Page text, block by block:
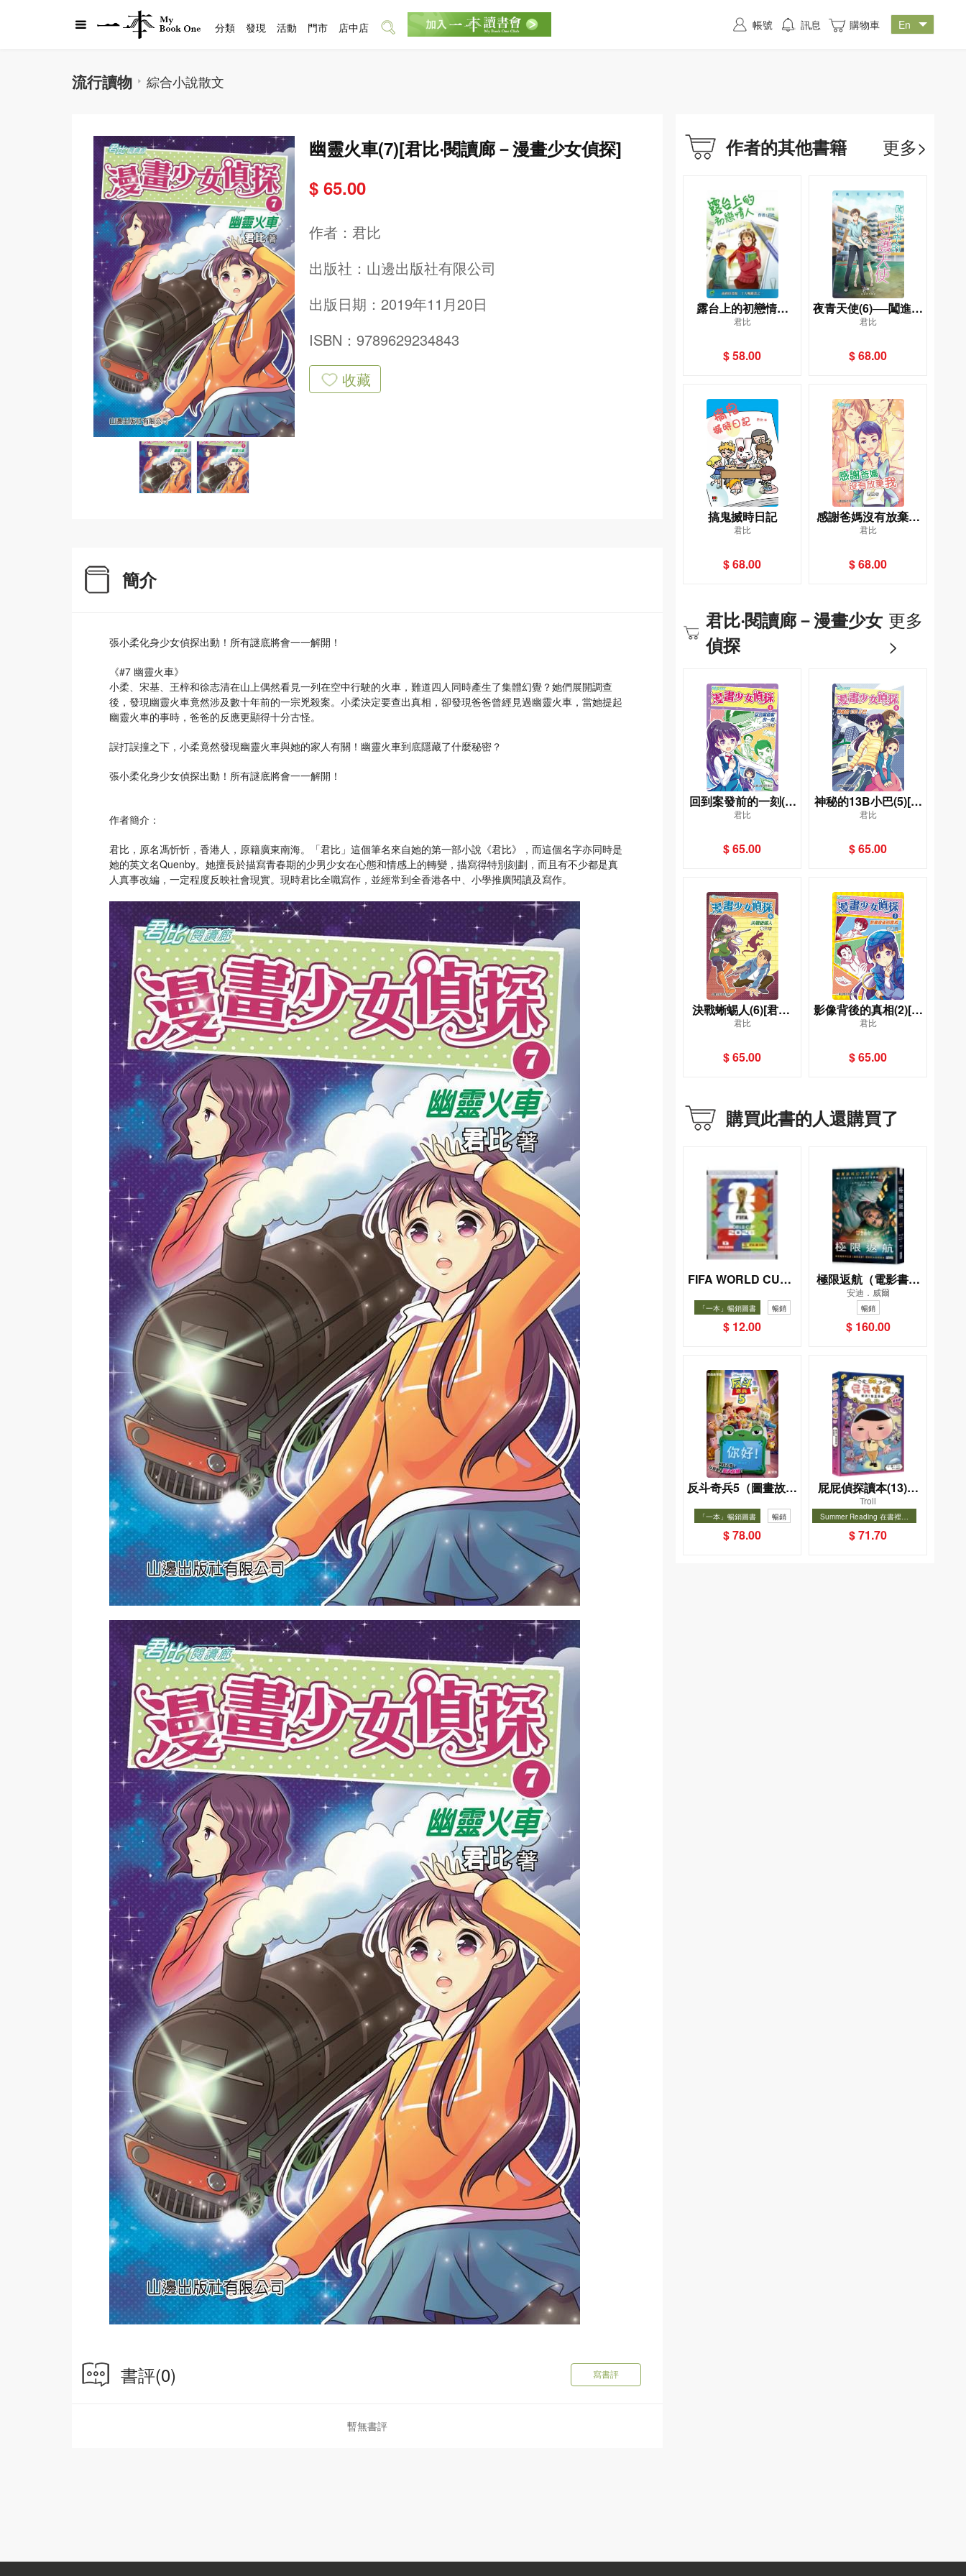
流行讀物 綜合小說散文
幽靈火車(7)[君比‧閱讀廊－漫畫少女偵探]
$ 65.00
作者： 君比
出版社： 山邊出版社有限公司
出版日期：2019年11月20日
ISBN：9789629234843
收藏
簡介
張小柔化身少女偵探出動！所有謎底將會一一解開！
《#7 幽靈火車》
小柔、宋基、王梓和徐志清在山上偶然看見一列在空中行駛的火車，難道四人同時產生了集體幻覺？她們展開調查
後，發現幽靈火車竟然涉及數十年前的一宗兇殺案。小柔決定要查出真相，卻發現爸爸曾經見過幽靈火車，當她提起
幽靈火車的事時，爸爸的反應更顯得十分古怪。
誤打誤撞之下，小柔竟然發現幽靈火車與她的家人有關！幽靈火車到底隱藏了什麼秘密？
張小柔化身少女偵探出動！所有謎底將會一一解開！
作者簡介：
君比，原名馮忻忻，香港人，原籍廣東南海。「君比」這個筆名來自她的第一部小說《君比》，而這個名字亦同時是
她的英文名Quenby。她擅長於描寫青春期的少男少女在心態和情感上的轉變，描寫得特別刻劃，而且有不少都是真
人真事改編，一定程度反映社會現實。現時君比全職寫作，並經常到全香港各中、小學推廣閱讀及寫作。
書評(0) 寫書評
暫無書評
作者的其他書籍 更多>
露台上的初戀情人
（第七版）
君比
$ 58.00
夜青天使(6)──闖進心
中的守護天使
君比
$ 68.00
搞鬼搣時日記
君比
$ 68.00
感謝爸媽沒有放棄我
(3)[君比‧閱讀廊－成
君比
$ 68.00
君比‧閱讀廊－漫畫少女
偵探
更多
>
回到案發前的一刻(4)
[君比‧閱讀廊－漫畫少
君比
$ 65.00
神秘的13B小巴(5)[君
比‧閱讀廊－漫畫少女
君比
$ 65.00
決戰蜥蜴人(6)[君比‧
閱讀廊－漫畫少女偵
君比
$ 65.00
影像背後的真相(2)[君
比‧閱讀廊－漫畫少女
君比
$ 65.00
購買此書的人還購買了
FIFA WORLD CUP 2
貼紙包）
「一本」暢銷圖書 暢銷
$ 12.00
極限返航（電影書衣
典藏版）（獨家收錄
作者訪談）
安迪．威爾
暢銷
$ 160.00
反斗奇兵5（圖畫故事
版）
「一本」暢銷圖書 暢銷
$ 78.00
屁屁偵探讀本(13)－
－對決！怪盜學院
（星星篇）
Troll
Summer Reading 在書裡度
選圖書67折
暢銷
$ 71.70
分類 發現 活動 門市 店中店 帳號 訊息 購物車